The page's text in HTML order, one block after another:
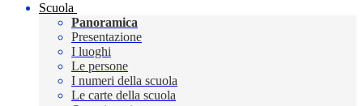
Scuola
Panoramica
Presentazione
I luoghi
Le persone
I numeri della scuola
Le carte della scuola